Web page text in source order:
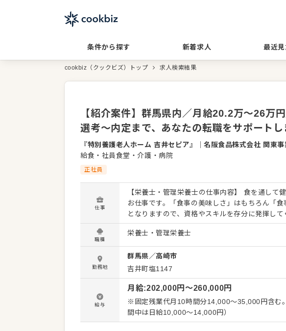
条件から探す 新着求人 最近
cookbiz（クックビズ）トップ 求人検索結果
【紹介案件】群馬県内／月給20.2万～26万
選考～内定まで、あなたの転職をサポートし
『特別養護老人ホーム 吉井セピア』 ｜名阪食品株式会社 関東事
給食・社員食堂・介護・病院
正社員
仕事
【栄養士・管理栄養士の仕事内容】 食を通して
お仕事です。「食事の美味しさ」はもちろん「
となりますので、資格やスキルを存分に発揮し
の献立作成のほかに、季節のイベントや行事に
施設のご要望に応じた食事づくりをお願いします。 【具体的には…】 ・施設利用者の健康
ポートする献立作成 ・発注業務、在庫管理 ・
部との打ち合わせ ・資料の作成などカンタンな事務作業 など 入社後は
からお任せしますので、徐々に仕事の幅を広げ
り、経験に関わらず安心してスタートできる環
ます。
職種
栄養士・管理栄養士
勤務地
群馬県／高崎市
吉井町塩1147
給与
月給:202,000円〜260,000円
※固定残業代月10時間分14,000～35,000円含む
間中は日給10,000～14,000円）